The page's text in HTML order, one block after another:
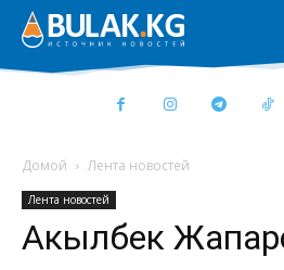
Домой Лента новостей
Лента новостей
Акылбек